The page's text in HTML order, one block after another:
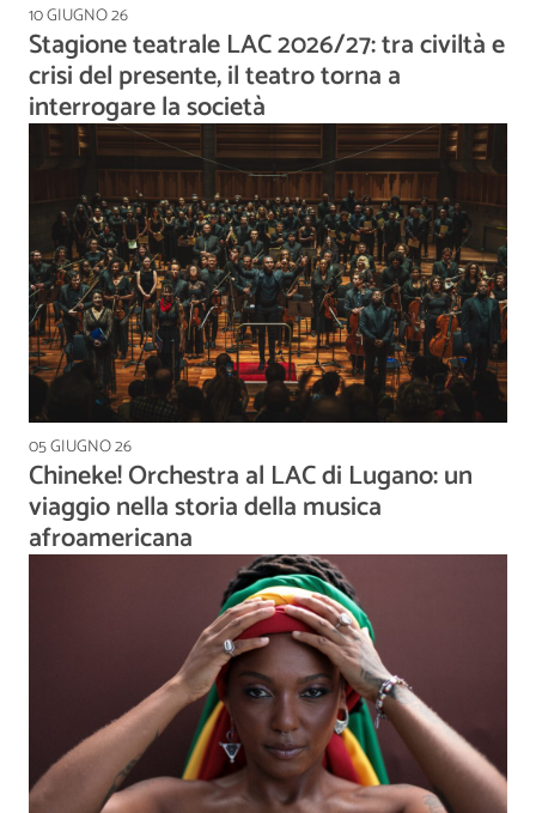
10 GIUGNO 26
Stagione teatrale LAC 2026/27: tra civiltà e
crisi del presente, il teatro torna a
interrogare la società
05 GIUGNO 26
Chineke! Orchestra al LAC di Lugano: un
viaggio nella storia della musica
afroamericana